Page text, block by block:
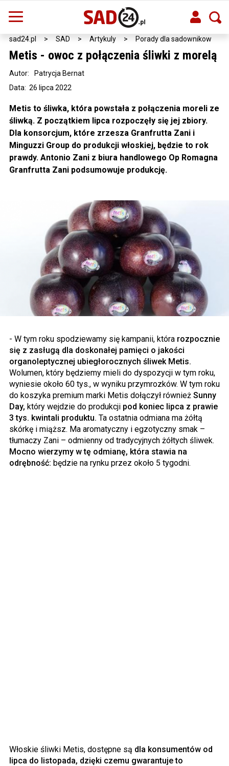
sad24.pl > SAD > Artykuly > Porady dla sadownikow
Metis - owoc z połączenia śliwki z morelą
Data: 26 lipca 2022
Autor: Patrycja Bernat
Metis to śliwka, która powstała z połączenia moreli ze
śliwką. Z początkiem lipca rozpoczęły się jej zbiory.
Dla konsorcjum, które zrzesza Granfrutta Zani i
Minguzzi Group do produkcji włoskiej, będzie to rok
prawdy. Antonio Zani z biura handlowego Op Romagna
Granfrutta Zani podsumowuje produkcję.
- W tym roku spodziewamy się kampanii, która rozpocznie
się z zasługą dla doskonałej pamięci o jakości
organoleptycznej ubiegłorocznych śliwek Metis.
Wolumen, który będziemy mieli do dyspozycji w tym roku,
wyniesie około 60 tys., w wyniku przymrozków. W tym roku
do koszyka premium marki Metis dołączył również Sunny
Day, który wejdzie do produkcji pod koniec lipca z prawie
3 tys. kwintali produktu. Ta ostatnia odmiana ma żółtą
skórkę i miąższ. Ma aromatyczny i egzotyczny smak –
tłumaczy Zani – odmienny od tradycyjnych żółtych śliwek.
Mocno wierzymy w tę odmianę, która stawia na
odrębność: będzie na rynku przez około 5 tygodni.
Włoskie śliwki Metis, dostępne są dla konsumentów od
lipca do listopada, dzięki czemu gwarantuje to